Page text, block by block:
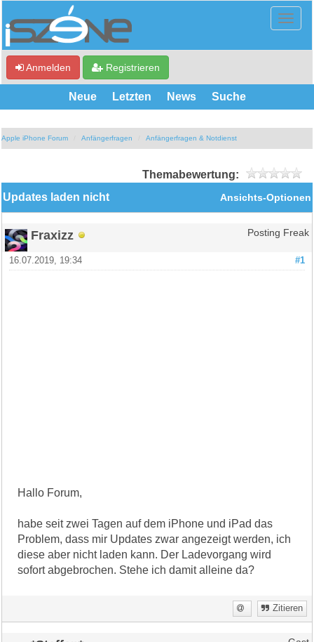
Anmelden Registrieren
Neue Letzten News Suche
Apple iPhone Forum Anfängerfragen Anfängerfragen & Notdienst
Themabewertung:
Ansichts-Optionen
Updates laden nicht
Fraxizz Posting Freak
#1
16.07.2019, 19:34
Hallo Forum,
habe seit zwei Tagen auf dem iPhone und iPad das
Problem, dass mir Updates zwar angezeigt werden, ich
diese aber nicht laden kann. Der Ladevorgang wird
sofort abgebrochen. Stehe ich damit alleine da?
Zitieren